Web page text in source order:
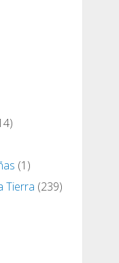
(1)
Tierra (239)